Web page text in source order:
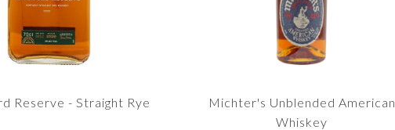
Reserve - Straight Rye
Michter's Unblended American
Whiskey